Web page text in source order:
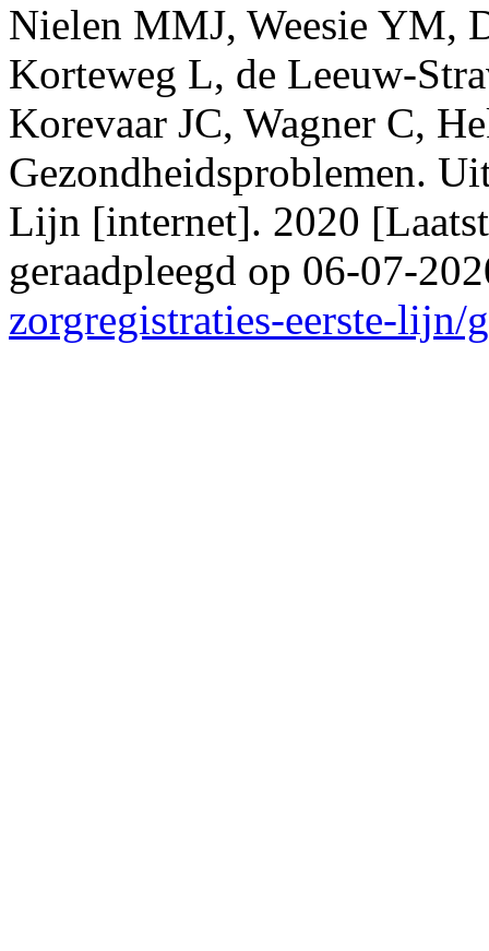
Nielen MMJ, Weesie YM,
Korteweg L, de Leeuw-
Korevaar JC, Wagner C,
Gezondheidsproblemen.
Lijn [internet]. 2020
geraadpleegd op 06-07-
zorgregistraties-eerste-lijn/